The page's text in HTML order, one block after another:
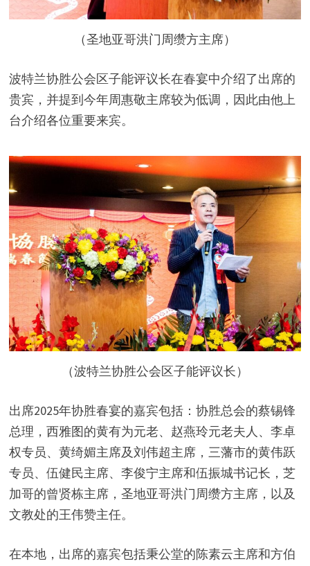
（圣地亚哥洪门周缵方主席）
波特兰协胜公会区子能评议长在春宴中介绍了出席的
贵宾，并提到今年周惠敬主席较为低调，因此由他上
台介绍各位重要来宾。
（波特兰协胜公会区子能评议长）
出席2025年协胜春宴的嘉宾包括：协胜总会的蔡锡锋
总理，西雅图的黄有为元老、赵燕玲元老夫人、李卓
权专员、黄绮媚主席及刘伟超主席，三藩市的黄伟跃
专员、伍健民主席、李俊宁主席和伍振城书记长，芝
加哥的曾贤栋主席，圣地亚哥洪门周缵方主席，以及
文教处的王伟赞主任。
在本地，出席的嘉宾包括秉公堂的陈素云主席和方伯